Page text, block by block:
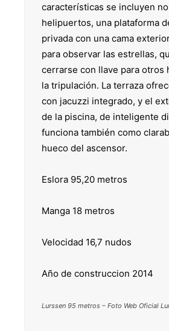
características se incluyen
helipuertos, una plataforma
privada con una cama
para observar las estrellas,
cerrarse con llave para otros
la tripulación. La terraza
con jacuzzi integrado, y el
de la piscina, de inteligente
funciona también como
hueco del ascensor.
Eslora 95,20 metros
Manga 18 metros
Velocidad 16,7 nudos
Año de construccion 2014
Lurssen 95 metros – Foto Web Oficial